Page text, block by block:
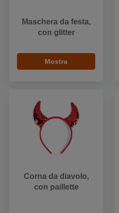
Maschera da festa,
con glitter
Mostra
Corna da diavolo,
con paillette